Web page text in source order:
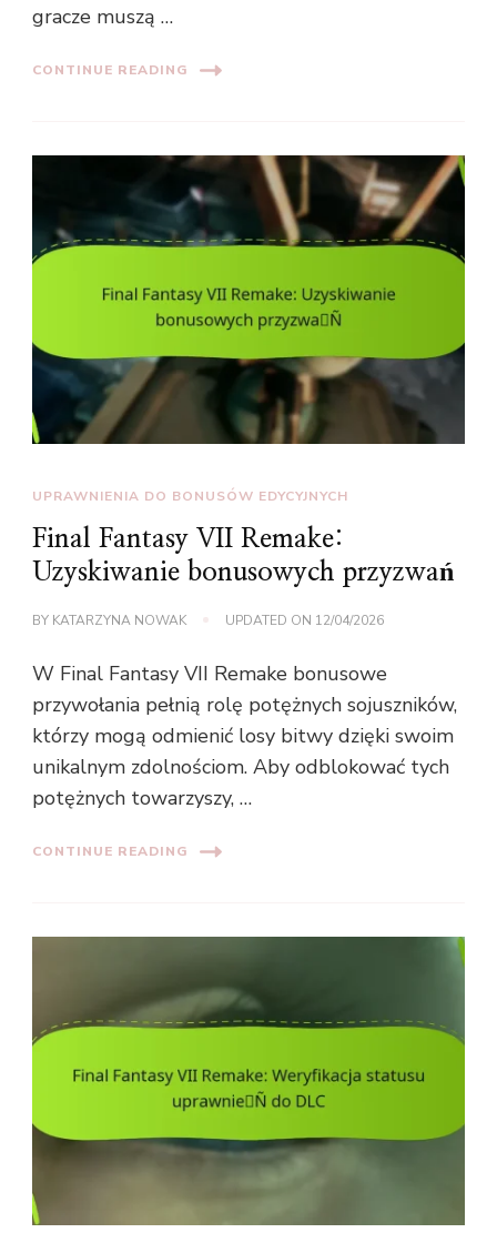
gracze muszą …
CONTINUE READING
UPRAWNIENIA DO BONUSÓW EDYCYJNYCH
Final Fantasy VII Remake:
Uzyskiwanie bonusowych przyzwań
BY KATARZYNA NOWAK UPDATED ON 12/04/2026
W Final Fantasy VII Remake bonusowe
przywołania pełnią rolę potężnych sojuszników,
którzy mogą odmienić losy bitwy dzięki swoim
unikalnym zdolnościom. Aby odblokować tych
potężnych towarzyszy, …
CONTINUE READING